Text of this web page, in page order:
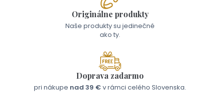
Originálne produkty
Naše produkty su jedinečné
ako ty.
Doprava zadarmo
pri nákupe nad 39 € v rámci celého Slovenska.